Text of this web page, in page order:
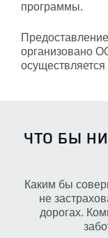
программы.
организовано
ЧТО БЫ
Каким бы
не
дорогах.